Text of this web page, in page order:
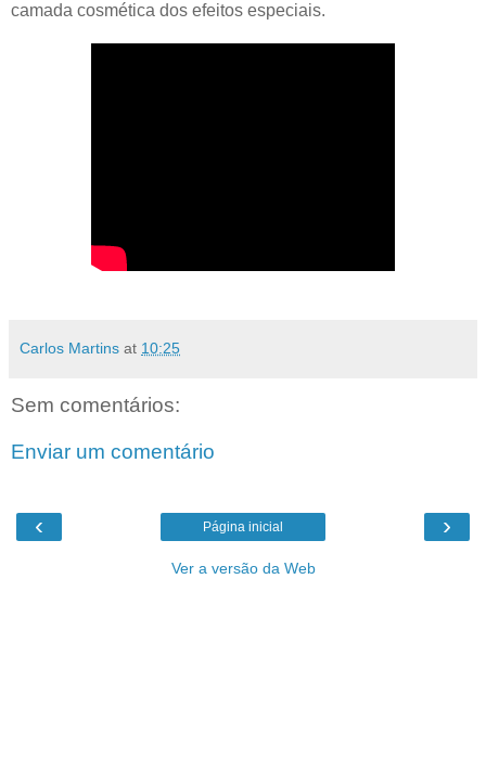
camada cosmética dos efeitos especiais.
Carlos Martins at 10:25
Sem comentários:
Enviar um comentário
‹ ›
Página inicial
Ver a versão da Web